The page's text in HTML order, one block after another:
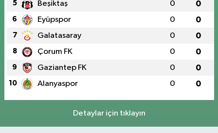
5 Beşiktaş 0 0
6 Eyüpspor 0 0
7 Galatasaray 0 0
8 Çorum FK 0 0
9 Gaziantep FK 0 0
10 Alanyaspor 0 0
Detaylar için tıklayın